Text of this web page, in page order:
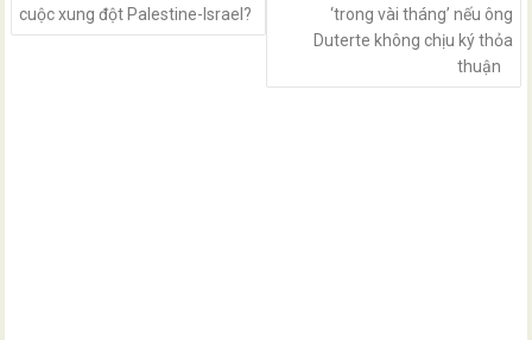
cuộc xung đột Palestine-Israel?
‘trong vài tháng’ nếu ông
Duterte không chịu ký thỏa
thuận